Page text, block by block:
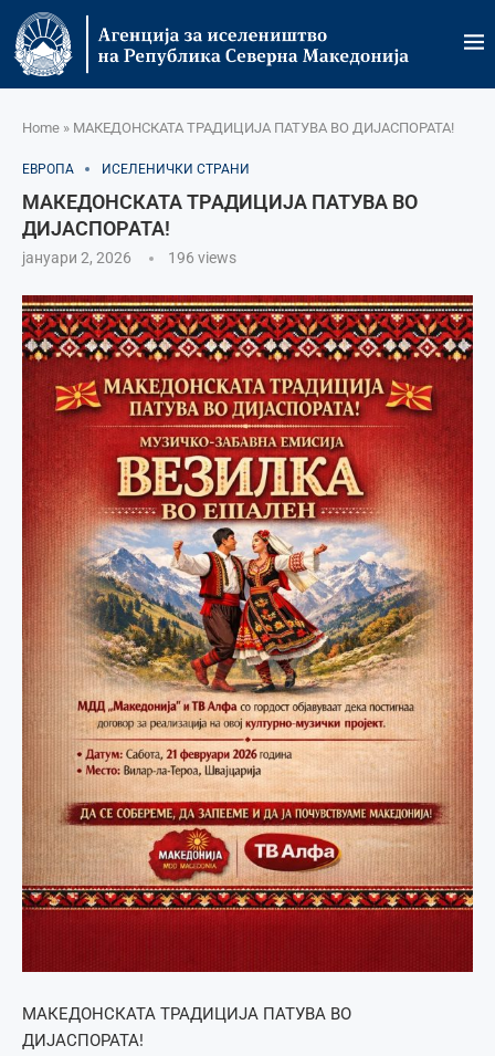
Home » МАКЕДОНСКАТА ТРАДИЦИЈА ПАТУВА ВО ДИЈАСПОРАТА!
ЕВРОПА ИСЕЛЕНИЧКИ СТРАНИ
МАКЕДОНСКАТА ТРАДИЦИЈА ПАТУВА ВО
ДИЈАСПОРАТА!
јануари 2, 2026 196 views
МАКЕДОНСКАТА ТРАДИЦИЈА ПАТУВА ВО
ДИЈАСПОРАТА!